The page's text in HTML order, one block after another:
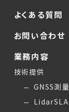
よくある質問
お問い合わせ
業務内容
技術提供
GNSS測